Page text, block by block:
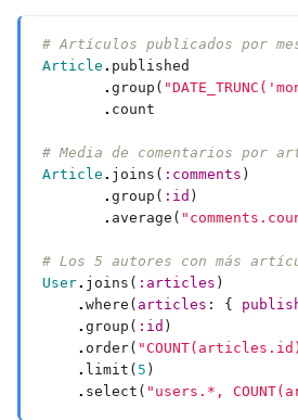
# Artículos publicados por
Article .
. group(
.
# Media de comentarios por
Article . joins( :comments
. group( :id
. average(
# Los 5 autores con más
User. joins( :articles
. where( articles : {
. group( :id
. order( "COUNT(articles.id)
. limit( 5
. select( "users.*,